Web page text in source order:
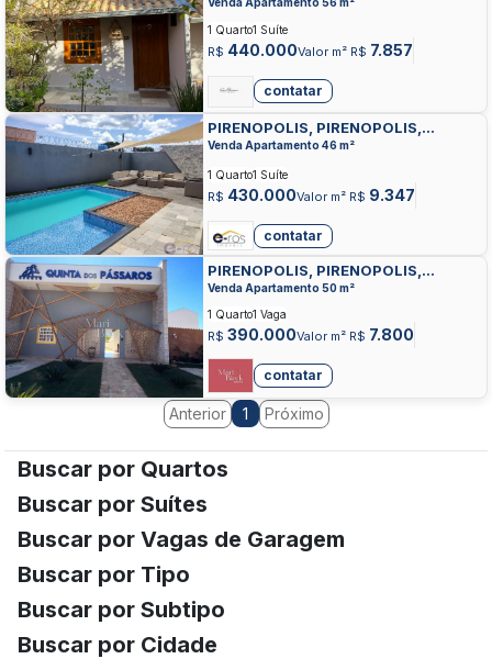
R$ 440.000Valor m² R$ 7.857
1 Quarto1 Suíte
contatar
PIRENOPOLIS, PIRENOPOLIS,
PIRENOPOLIS
Venda Apartamento 46 m²
R$ 430.000Valor m² R$ 9.347
1 Quarto1 Suíte
contatar
PIRENOPOLIS, PIRENOPOLIS,
PIRENOPOLIS
Venda Apartamento 50 m²
R$ 390.000Valor m² R$ 7.800
1 Quarto1 Vaga
contatar
Anterior 1 Próximo
Buscar por Quartos
Buscar por Suítes
Buscar por Vagas de Garagem
Buscar por Tipo
Buscar por Subtipo
Buscar por Cidade